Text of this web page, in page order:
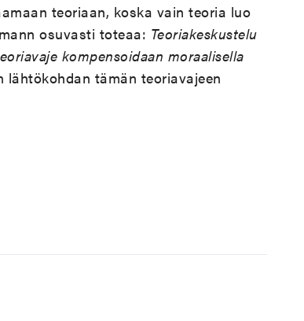
teoriaan, koska vain teoria luo
osuvasti toteaa: Teoriakeskustelu
kompensoidaan moraalisella
lähtökohdan tämän teoriavajeen